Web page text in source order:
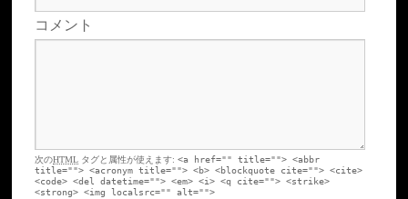
コメント
次のHTML タグと属性が使えます:<a href="" title=""> <abbr
title=""> <acronym title=""> <b> <blockquote cite=""> <cite>
<code> <del datetime=""> <em> <i> <q cite=""> <strike>
<strong> <img localsrc="" alt="">